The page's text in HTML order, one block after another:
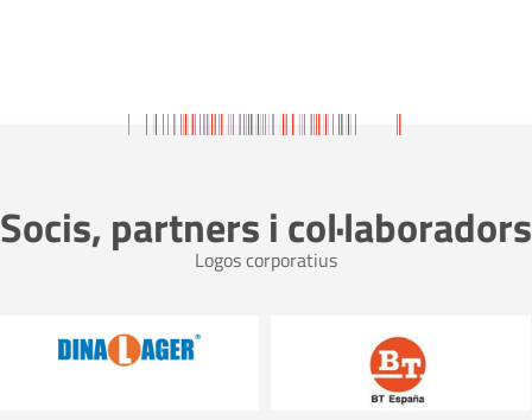
Socis, partners i col·laboradors
Logos corporatius